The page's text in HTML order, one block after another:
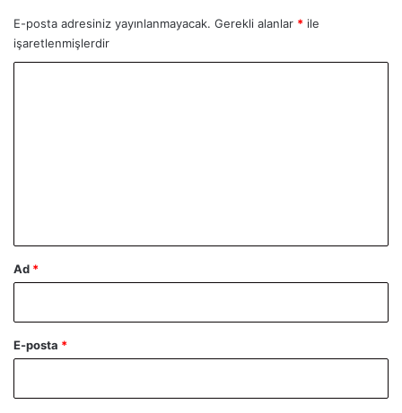
E-posta adresiniz yayınlanmayacak. Gerekli alanlar * ile
işaretlenmişlerdir
Ad *
E-posta *